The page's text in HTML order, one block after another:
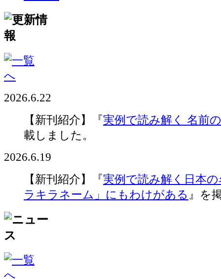
2026.6.22
【新刊紹介】『実例で読み解く 名前
載しました。
2026.6.19
【新刊紹介】『実例で読み解く日本
ラキラネーム」にもわけがある 』を